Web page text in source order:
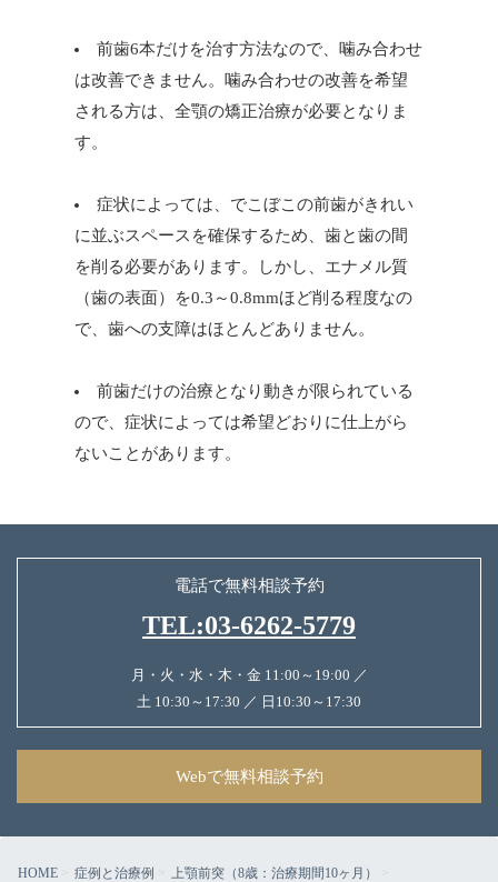
前歯6本だけを治す方法なので、噛み合わせ
は改善できません。噛み合わせの改善を希望
される方は、全顎の矯正治療が必要となりま
す。
症状によっては、でこぼこの前歯がきれい
に並ぶスペースを確保するため、歯と歯の間
を削る必要があります。しかし、エナメル質
（歯の表面）を0.3～0.8mmほど削る程度なの
で、歯への支障はほとんどありません。
前歯だけの治療となり動きが限られている
ので、症状によっては希望どおりに仕上がら
ないことがあります。
電話で無料相談予約
TEL:03-6262-5779
月・火・水・木・金 11:00～19:00 ／
土 10:30～17:30 ／ 日10:30～17:30
Webで無料相談予約
HOME 症例と治療例 上顎前突（8歳：治療期間10ヶ月）